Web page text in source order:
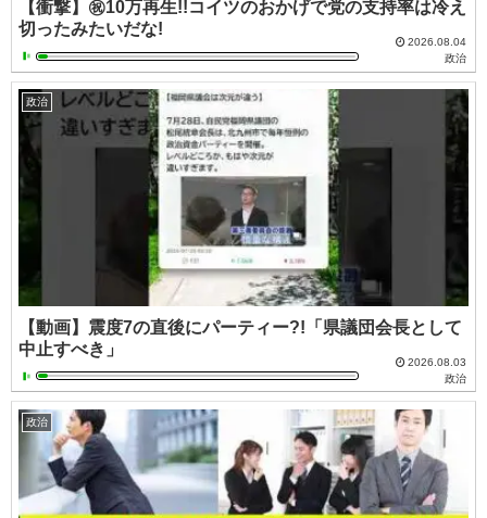
【衝撃】㊗️10万再生!!コイツのおかげで党の支持率は冷え
切ったみたいだな!
2026.08.04
政治
政治
【動画】震度7の直後にパーティー?!「県議団会長として
中止すべき」
2026.08.03
政治
政治